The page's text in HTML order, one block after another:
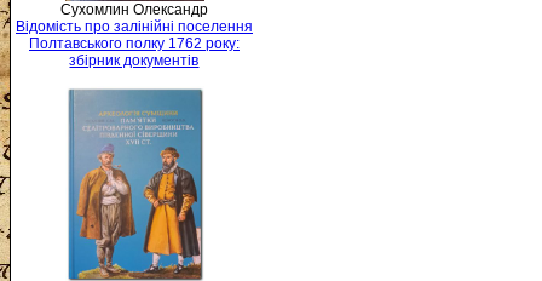
Сухомлин Олександр
Відомість про залінійні поселення
Полтавського полку 1762 року:
збірник документів